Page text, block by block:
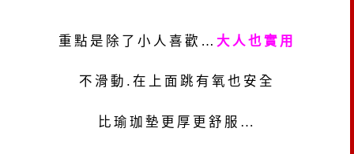
重點是除了小人喜歡 … 大人也實用
不滑動. 在上面跳有氧也安全
比瑜珈墊更厚更舒服 …